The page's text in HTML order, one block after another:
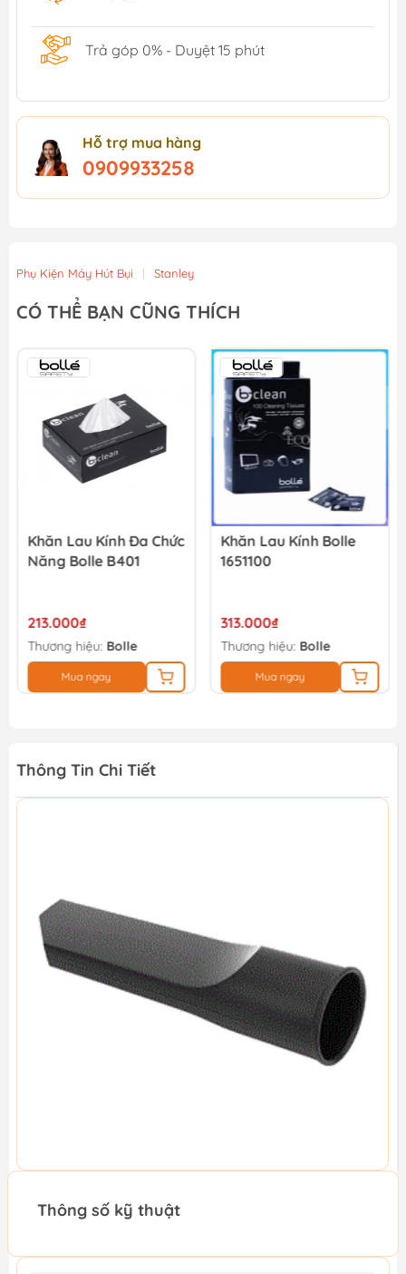
Trả góp 0% - Duyệt 15 phút
Hỗ trợ mua hàng
0909933258
Phụ Kiện Máy Hút Bụi | Stanley
CÓ THỂ BẠN CŨNG THÍCH
Khăn Lau Kính Đa Chức
Năng Bolle B401
213.000₫
Thương hiệu: Bolle
Mua ngay
Khăn Lau Kính Bolle
1651100
313.000₫
Thương hiệu: Bolle
Mua ngay
Thông Tin Chi Tiết
Thông số kỹ thuật